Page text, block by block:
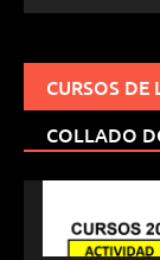
CURSOS
COLLADO